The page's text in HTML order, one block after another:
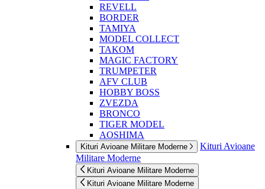
REVELL
BORDER
TAMIYA
MODEL COLLECT
TAKOM
MAGIC FACTORY
TRUMPETER
AFV CLUB
HOBBY BOSS
ZVEZDA
BRONCO
TIGER MODEL
AOSHIMA
Kituri Avioane Militare Moderne
Kituri Avioane
Militare Moderne
Kituri Avioane Militare Moderne
Kituri Avioane Militare Moderne